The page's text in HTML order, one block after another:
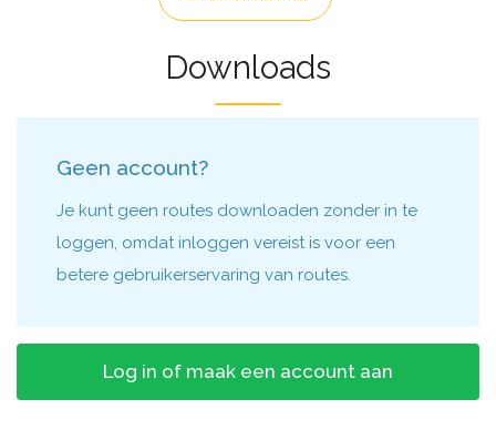
Downloads
Geen account?
Je kunt geen routes downloaden zonder in te
loggen, omdat inloggen vereist is voor een
betere gebruikerservaring van routes.
Log in of maak een account aan